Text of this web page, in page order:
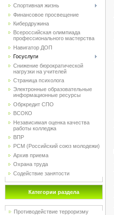
Спортивная жизнь
Финансовое просвещение
Кибердружина
Всероссийская олимпиада
профессионального мастерства
Навигатор ДОП
Госуслуги
Снижение бюрократической
нагрузки на учителей
Страница психолога
Электронные образовательные
информационные ресурсы
Обркредит СПО
ВСОКО
Независимая оценка качества
работы колледжа
ВПР
РСМ (Российский союз молодежи)
Архив приема
Охрана труда
Содействие занятости
Категории раздела
Противодействие терроризму